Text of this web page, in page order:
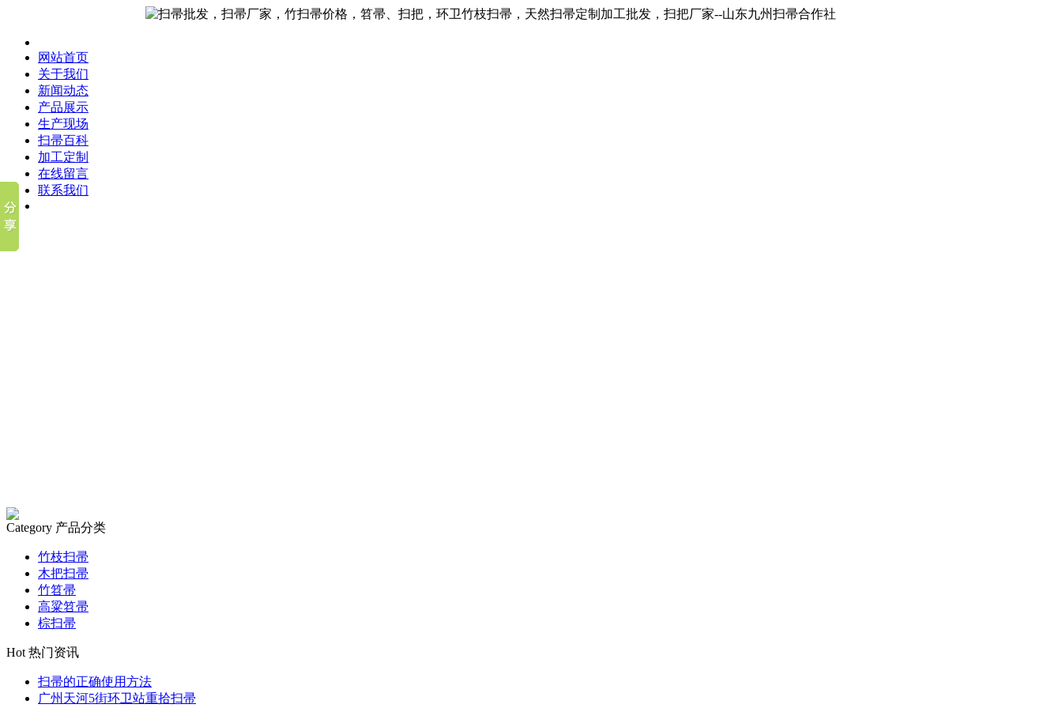
网站首页
关于我们
新闻动态
产品展示
生产现场
扫帚百科
加工定制
在线留言
联系我们
Category 产品分类
竹枝扫帚
木把扫帚
竹笤帚
高粱笤帚
棕扫帚
Hot 热门资讯
扫帚的正确使用方法
广州天河5街环卫站重拾扫帚